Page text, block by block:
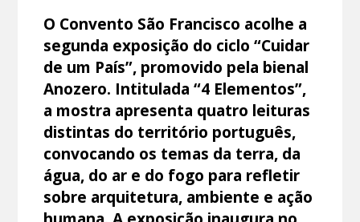
O Convento São Francisco acolhe a
segunda exposição do ciclo “Cuidar
de um País”, promovido pela bienal
Anozero. Intitulada “4 Elementos”,
a mostra apresenta quatro leituras
distintas do território português,
convocando os temas da terra, da
água, do ar e do fogo para refletir
sobre arquitetura, ambiente e ação